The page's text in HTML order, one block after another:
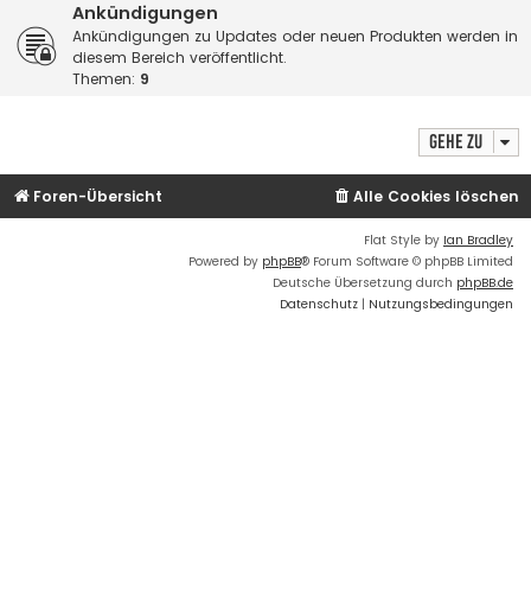
Ankündigungen
Ankündigungen zu Updates oder neuen Produkten werden in
diesem Bereich veröffentlicht.
Themen: 9
Gehe zu
Foren-Übersicht Alle Cookies löschen
Flat Style by Ian Bradley
Powered by phpBB® Forum Software © phpBB Limited
Deutsche Übersetzung durch phpBB.de
Datenschutz | Nutzungsbedingungen